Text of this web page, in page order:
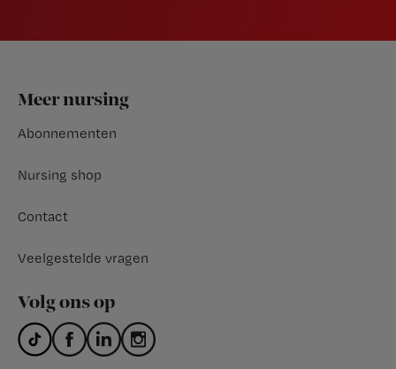
Footer
Meer nursing
Abonnementen
Nursing shop
Contact
Veelgestelde vragen
Volg ons op